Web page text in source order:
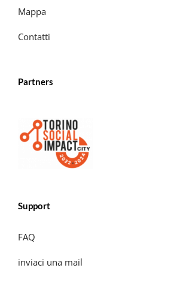
Mappa
Contatti
Partners
Support
FAQ
inviaci una mail